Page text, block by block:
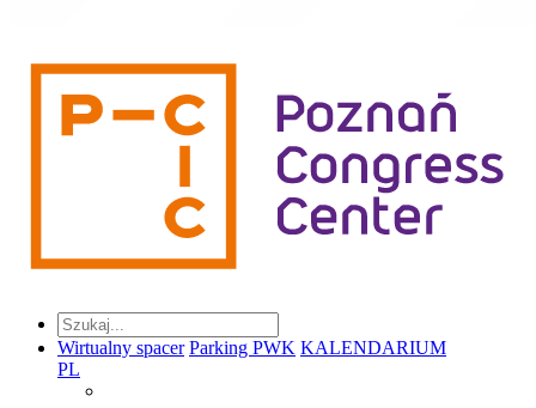
Wirtualny spacer Parking PWK KALENDARIUM
PL